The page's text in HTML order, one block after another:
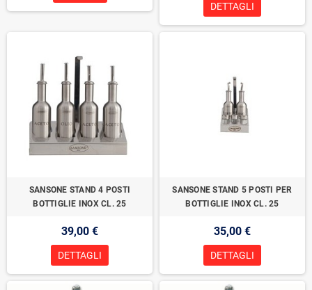
DETTAGLI
SANSONE STAND 4 POSTI
BOTTIGLIE INOX CL. 25
39,00 €
DETTAGLI
SANSONE STAND 5 POSTI PER
BOTTIGLIE INOX CL. 25
35,00 €
DETTAGLI